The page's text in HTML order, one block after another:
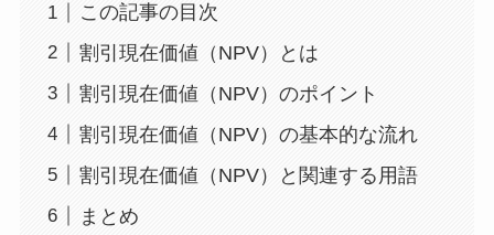
この記事の目次
割引現在価値（NPV）とは
割引現在価値（NPV）のポイント
割引現在価値（NPV）の基本的な流れ
割引現在価値（NPV）と関連する用語
まとめ